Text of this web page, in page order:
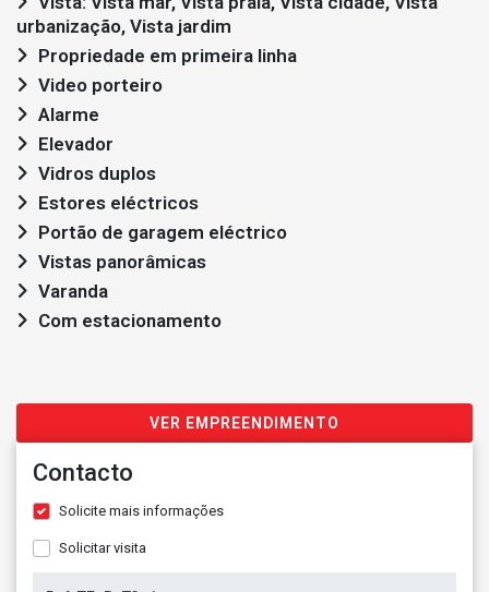
urbanização, Vista jardim
Propriedade em primeira linha
Video porteiro
Alarme
Elevador
Vidros duplos
Estores eléctricos
Portão de garagem eléctrico
Vistas panorâmicas
Varanda
Com estacionamento
VER EMPREENDIMENTO
Contacto
Solicite mais informações
Solicitar visita